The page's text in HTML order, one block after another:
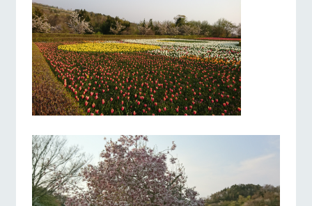
お問い合
わせ・資
料請求
牧場内を巡る周
遊バスのご案内
個人情報取扱いについて
よくあるご質問
団体のお客様へ
ペットをお連れの
お客様へ お問い合わせ